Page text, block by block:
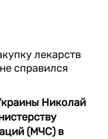
Николай
(МЧС) в